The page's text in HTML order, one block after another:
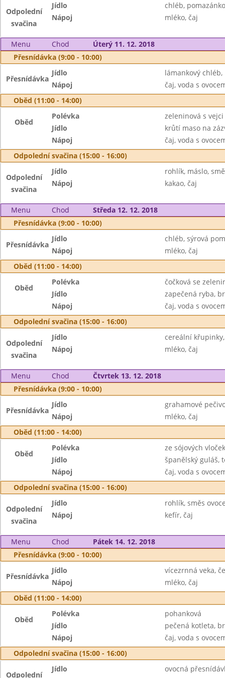
Odpolední
svačina
Jídlo
chléb,
Nápoj
mléko, čaj
Menu Chod
Úterý 11. 12. 2018
Přesnídávka (9:00 - 10:00)
Přesnídávka
Jídlo
lámankový
Nápoj
čaj, voda s
Oběd (11:00 - 14:00)
Oběd
Polévka
zeleninová s vejci
Jídlo
krůtí maso na
Nápoj
čaj, voda s
Odpolední svačina (15:00 - 16:00)
Odpolední
svačina
Jídlo
rohlík, máslo,
Nápoj
kakao, čaj
Menu Chod
Středa 12. 12. 2018
Přesnídávka (9:00 - 10:00)
Přesnídávka
Jídlo
chléb, sýrová
Nápoj
mléko, čaj
Oběd (11:00 - 14:00)
Oběd
Polévka
čočková se
Jídlo
zapečená ryba,
Nápoj
čaj, voda s
Odpolední svačina (15:00 - 16:00)
Odpolední
svačina
Jídlo
cereální
Nápoj
mléko, čaj
Menu Chod
Čtvrtek 13. 12. 2018
Přesnídávka (9:00 - 10:00)
Přesnídávka
Jídlo
grahamové
Nápoj
mléko, čaj
Oběd (11:00 - 14:00)
Oběd
Polévka
ze sójových vloček
Jídlo
španělský guláš,
Nápoj
čaj, voda s
Odpolední svačina (15:00 - 16:00)
Odpolední
svačina
Jídlo
rohlík, směs
Nápoj
kefír, čaj
Menu Chod
Pátek 14. 12. 2018
Přesnídávka (9:00 - 10:00)
Přesnídávka
Jídlo
vícezrnná veka,
Nápoj
mléko, čaj
Oběd (11:00 - 14:00)
Oběd
Polévka
pohanková
Jídlo
pečená kotleta,
Nápoj
čaj, voda s
Odpolední svačina (15:00 - 16:00)
Odpolední
Jídlo
ovocná